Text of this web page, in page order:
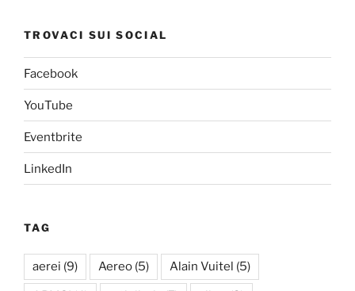
TROVACI SUI SOCIAL
Facebook
YouTube
Eventbrite
LinkedIn
TAG
aerei (9) Aereo (5) Alain Vuitel (5)